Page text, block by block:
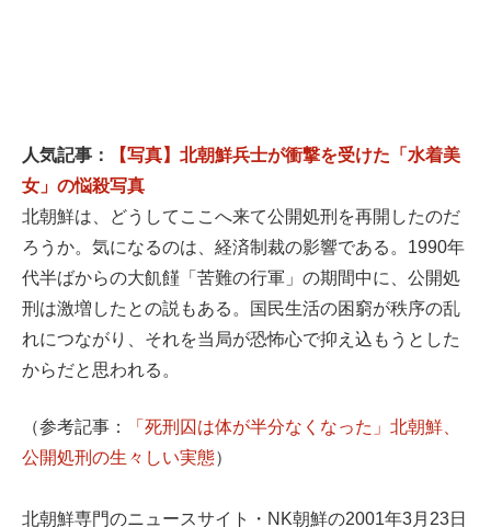
人気記事：
【写真】北朝鮮兵士が衝撃を受けた「水着美
女」の悩殺写真
北朝鮮は、どうしてここへ来て公開処刑を再開したのだ
ろうか。気になるのは、経済制裁の影響である。1990年
代半ばからの大飢饉「苦難の行軍」の期間中に、公開処
刑は激増したとの説もある。国民生活の困窮が秩序の乱
れにつながり、それを当局が恐怖心で抑え込もうとした
からだと思われる。
（参考記事：
「死刑囚は体が半分なくなった」北朝鮮、
公開処刑の生々しい実態）
北朝鮮専門のニュースサイト・NK朝鮮の2001年3月23日